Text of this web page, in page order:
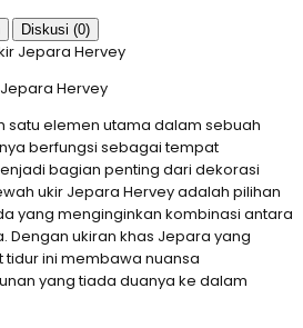
Diskusi (0)
Hervey
satu elemen utama dalam sebuah
berfungsi sebagai tempat
bagian penting dari dekorasi
ukir Jepara Hervey adalah pilihan
yang menginginkan kombinasi antara
Dengan ukiran khas Jepara yang
ini membawa nuansa
yang tiada duanya ke dalam